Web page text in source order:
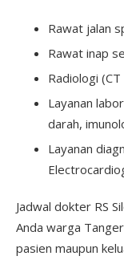
Rawat jalan
Rawat inap
Radiologi (CT
Layanan
darah,
Layanan
Jadwal dokter RS
Anda warga
pasien maupun